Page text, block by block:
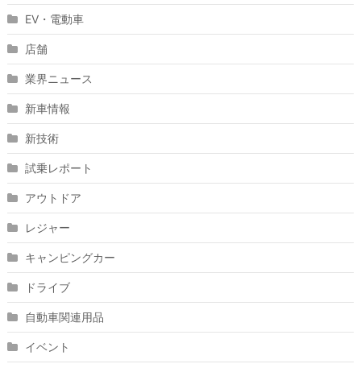
EV・電動車
店舗
業界ニュース
新車情報
新技術
試乗レポート
アウトドア
レジャー
キャンピングカー
ドライブ
自動車関連用品
イベント